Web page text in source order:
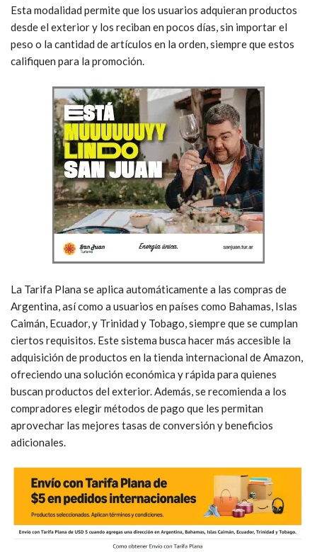
Esta modalidad permite que los usuarios adquieran productos
desde el exterior y los reciban en pocos días, sin importar el
peso o la cantidad de artículos en la orden, siempre que estos
califiquen para la promoción.
La Tarifa Plana se aplica automáticamente a las compras de
Argentina, así como a usuarios en países como Bahamas, Islas
Caimán, Ecuador, y Trinidad y Tobago, siempre que se cumplan
ciertos requisitos. Este sistema busca hacer más accesible la
adquisición de productos en la tienda internacional de Amazon,
ofreciendo una solución económica y rápida para quienes
buscan productos del exterior. Además, se recomienda a los
compradores elegir métodos de pago que les permitan
aprovechar las mejores tasas de conversión y beneficios
adicionales.